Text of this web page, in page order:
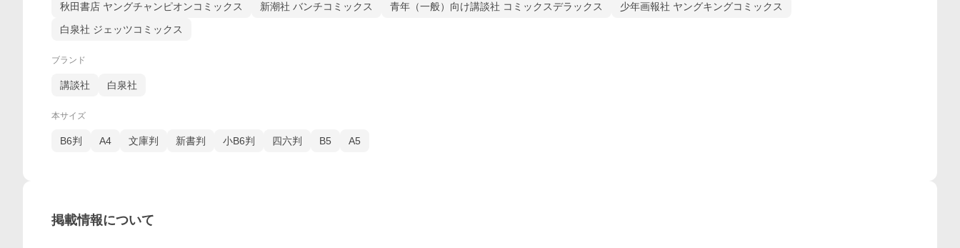
秋田書店 ヤングチャンピオンコミックス
新潮社 バンチコミックス 青年（一般）向け講談社 コミックスデラックス
少年画報社 ヤングキングコミックス
白泉社 ジェッツコミックス
ブランド
講談社 白泉社
本サイズ
B6判 A4 文庫判 新書判 小B6判 四六判 B5 A5
掲載情報について